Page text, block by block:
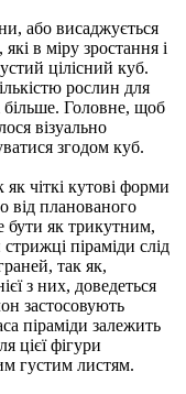
або висаджується
в міру зростання і
цілісний куб.
рослин для
Головне, щоб
візуально
згодом куб.
як чіткі кутові форми
від планованого
бути як трикутним,
піраміди слід
так як,
з них, доведеться
застосовують
піраміди залежить
цієї фігури
густим листям.